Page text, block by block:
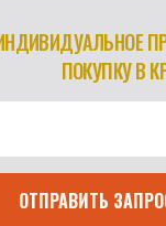
ПОКУПКУ В
ОТПРАВИТЬ